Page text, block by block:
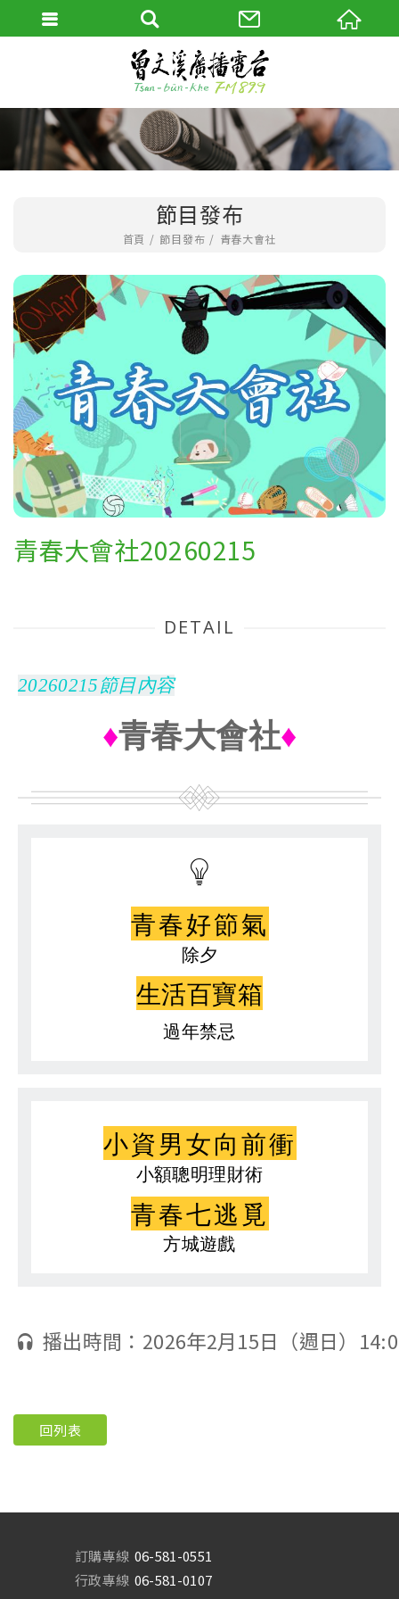
節目發布
首頁 節目發布 青春大會社
青春大會社20260215
DETAIL
20260215節目內容
♦青春大會社♦
青春好節氣
除夕
生活百寶箱
過年禁忌
小資男女向前衝
小額聰明理財術
青春七逃覓
方城遊戲
播出時間：2026年2月15日（週日）
回列表
訂購專線 06-581-0551
行政專線 06-581-0107